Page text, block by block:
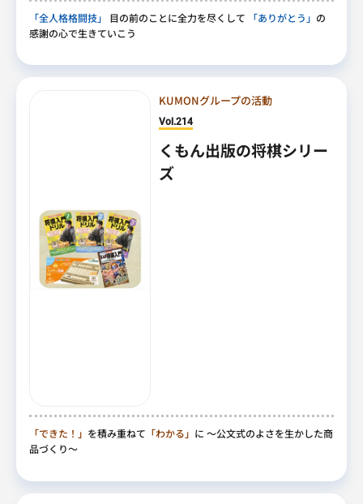
「全人格格闘技」 目の前のことに全力を尽くして 「ありがとう」 の
感謝の心で生きていこう
KUMONグループの活動
Vol.214
くもん出版の将棋シリー
ズ
「できた！」 を積み重ねて 「わかる」 に ～公文式のよさを生かした商
品づくり～